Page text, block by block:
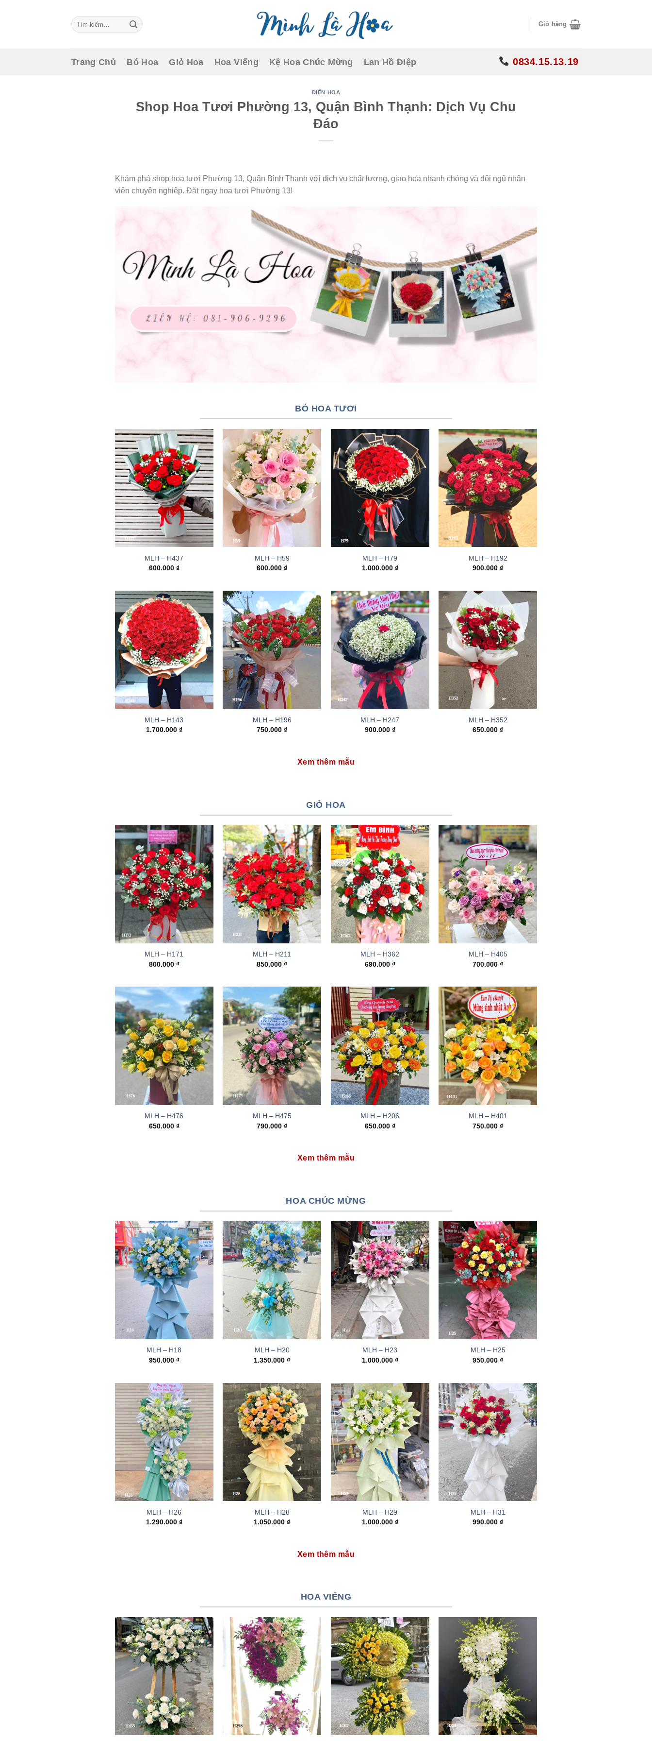
Tìm
kiếm:
Giỏ hàng
Trang Chủ Bó Hoa Giỏ Hoa Hoa Viếng Kệ Hoa Chúc Mừng Lan Hồ Điệp 0834.15.13.19
ĐIỆN HOA
Shop Hoa Tươi Phường 13, Quận Bình Thạnh: Dịch Vụ Chu
Đáo
Khám phá shop hoa tươi Phường 13, Quận Bình Thạnh với dịch vụ chất lượng, giao hoa nhanh chóng và đội ngũ nhân
viên chuyên nghiệp. Đặt ngay hoa tươi Phường 13!
BÓ HOA TƯƠI
MLH – H437
600.000 ₫
MLH – H59
600.000₫
MLH – H79
1.000.000 ₫
MLH – H192
900.000₫
MLH – H143
1.700.000 ₫
MLH – H196
750.000₫
MLH – H247
900.000 ₫
MLH – H352
650.000₫
Xem thêm mẫu
GIỎ HOA
MLH – H171
800.000 ₫
MLH – H211
850.000₫
MLH – H362
690.000 ₫
MLH – H405
700.000₫
MLH – H476
650.000 ₫
MLH – H475
790.000₫
MLH – H206
650.000 ₫
MLH – H401
750.000₫
Xem thêm mẫu
HOA CHÚC MỪNG
MLH – H18
950.000 ₫
MLH – H20
1.350.000₫
MLH – H23
1.000.000 ₫
MLH – H25
950.000₫
MLH – H26
1.290.000 ₫
MLH – H28
1.050.000₫
MLH – H29
1.000.000 ₫
MLH – H31
990.000₫
Xem thêm mẫu
HOA VIẾNG